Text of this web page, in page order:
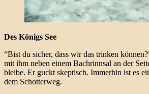
Des Königs See
“Bist du sicher, dass wir das trinken
mit ihm neben einem Bachrinnsal an der
bleibe. Er guckt skeptisch. Immerhin ist es
dem Schotterweg.